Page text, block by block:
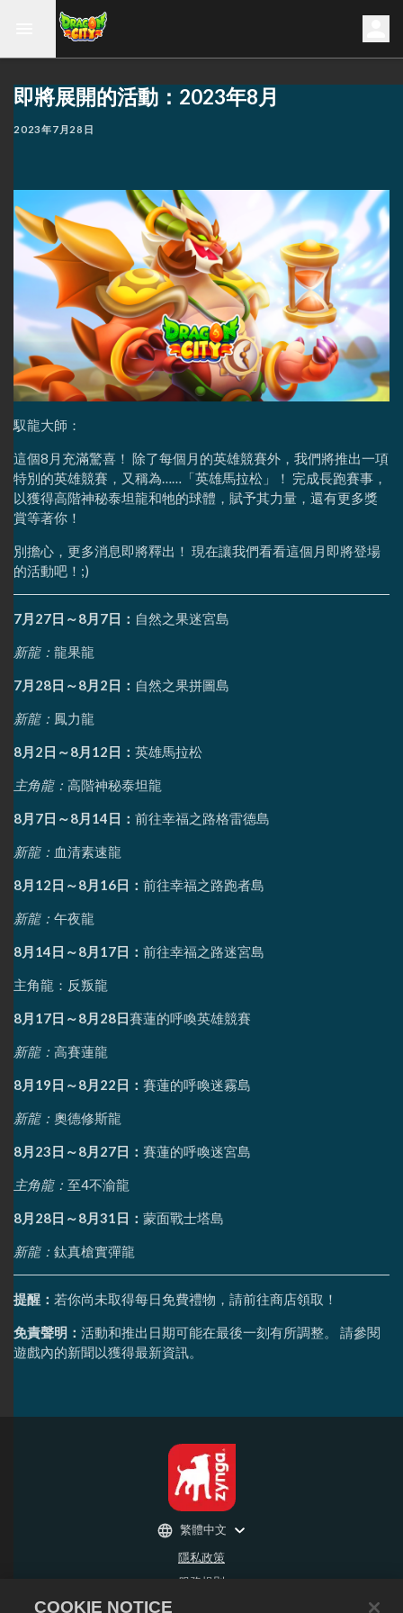
即將展開的活動：2023年8月
2023年7月28日
馭龍大師：
這個8月充滿驚喜！ 除了每個月的英雄競賽外，我們將推出一項
特別的英雄競賽，又稱為……「英雄馬拉松」！ 完成長跑賽事，
以獲得高階神秘泰坦龍和牠的球體，賦予其力量，還有更多獎
賞等著你！
別擔心，更多消息即將釋出！ 現在讓我們看看這個月即將登場
的活動吧！;)
7月27日～8月7日： 自然之果迷宮島
新龍： 龍果龍
7月28日～8月2日： 自然之果拼圖島
新龍： 鳳力龍
8月2日～8月12日： 英雄馬拉松
主角龍： 高階神秘泰坦龍
8月7日～8月14日： 前往幸福之路格雷德島
新龍： 血清素速龍
8月12日～8月16日： 前往幸福之路跑者島
新龍： 午夜龍
8月14日～8月17日： 前往幸福之路迷宮島
主角龍：反叛龍
8月17日～8月28日賽蓮的呼喚英雄競賽
新龍： 高賽蓮龍
8月19日～8月22日： 賽蓮的呼喚迷霧島
新龍： 奧德修斯龍
8月23日～8月27日： 賽蓮的呼喚迷宮島
主角龍： 至4不渝龍
8月28日～8月31日： 蒙面戰士塔島
新龍： 鈦真槍實彈龍
提醒： 若你尚未取得每日免費禮物，請前往商店領取！
免責聲明： 活動和推出日期可能在最後一刻有所調整。 請參閱
遊戲內的新聞以獲得最新資訊。
隱私政策
服務規則
不得出售或分享我的個人資訊
繁體中文
COOKIE NOTICE